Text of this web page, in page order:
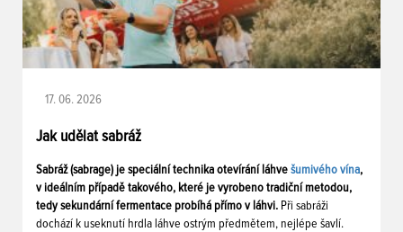
17. 06. 2026
Jak udělat sabráž
Sabráž (sabrage) je speciální technika otevírání láhve šumivého vína,
v ideálním případě takového, které je vyrobeno tradiční metodou,
tedy sekundární fermentace probíhá přímo v láhvi. Při sabráži
dochází k useknutí hrdla láhve ostrým předmětem, nejlépe šavlí.